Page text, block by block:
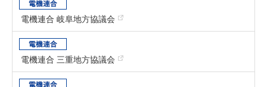
電機連合 岐阜地方協議会
電機連合 三重地方協議会